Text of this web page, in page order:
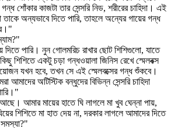
শোঁকার কাজটা তার সেন্সরি নিড, শরীরের চাহিদা। এই
অন্যভাবে দিতে পারি, তাহলে অন্যের গায়ের গন্ধ
দিতে পারি। নুন গোলমরিচ রাখার ছোট শিশিগুলো, যাতে
শিশিতে একটু চড়া গন্ধওয়ালা জিনিস রেখে স্মেলবক্স
যখন হবে, তখন সে এই স্মেলবক্সের গন্ধ শুঁকবে।
আমাদের অটিস্টিক বন্ধুদের বিভিন্ন সেন্সরি চাহিদা
আমার মায়ের হাতে ঘি লাগলে মা খুব ঘেন্না পায়,
শিশিতে মা হাত দেয় না, দরকার লাগলে আমাদের দিতে